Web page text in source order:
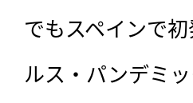
でもスペインで
ルス・パンデミ